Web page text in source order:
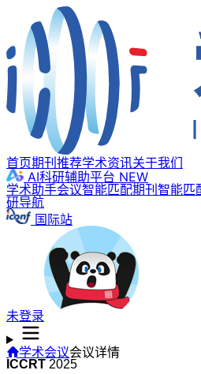
首页期刊推荐学术资讯关于我们
AI科研辅助平台 NEW
学术助手会议智能匹配期刊智能匹
研导航
国际站
未登录
学术会议会议详情
ICCRT 2025